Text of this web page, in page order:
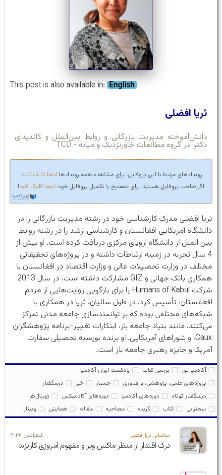
This post is also available in: English
ثریا افضلی
دانش‌آموخته مدیریت بازرگانی و روابط بین‌الملل و کاندیدای
دکترا در گروه مطالعات خاورنزدیک و میانه - TCD
رویدادهای مرتبط با این پروفایل، برای مشاهده همه رویدادها اینجا کلیک کنید!
اگر صاحب پروفایل هستید، برای تصحیح یا تکمیل پروفایل خود، اینجا کلیک کنید!
ثریا افضلی مدرک کارشناسی خود در رشته مدیریت بازرگانی را در
دانشگاه آمریکایی افغانستان و کارشناسی ارشد را در رشته روابط
بین الملل از دانشگاه اروپای مرکزی دریافت کرده است. او بیش از
4 سال تجربه در زمینه ارتباطات داشته و در پروژه‌های تحقیقاتی
مختلف در وزارت تحصیلات عالی و وزارت اقتصاد در افغانستان با
همکاری بانک جهانی و GIZ مشارکت داشته است. در سال 2013
شرکت Humans of Kabul را برای بازگویی روایت‌هایی از مردم
افغانستان، تأسیس کرد. در طول سالیان، ثریا در همکاری با
شبکه‌های مختلفی بوده که بر توانمندسازی جامعه مدنی تمرکز
می‌کنند، مانند بنیاد جامعه باز، ابتکارات تغییر-برنامه پژوهشگران
Caux، و شوراهای آمریکایی. او برنده بورسیه تحصیلی سفارت
آمریکا و جایزه رهبری جامعه باز است.
آکادمیا تور بررسی کتاب
پادکست ایران آکادمیا
پروژه‌های علمی، پژوهشی، و فناوری
جستار خبر
درسگفتار
درسگفتار کوتاه
دوره‌های آکادمیا دوره‌های آکادمیکس
ژورنال‌ها
سخنرانی
کتاب گزیده مصاحبه مقاله همایش وبینار
سخنرانی ثریا افضلی کنفرانس ۲۰۲۲
درک اقتدار از منظر ماکس وبر و مفهوم امروزی کاریزما